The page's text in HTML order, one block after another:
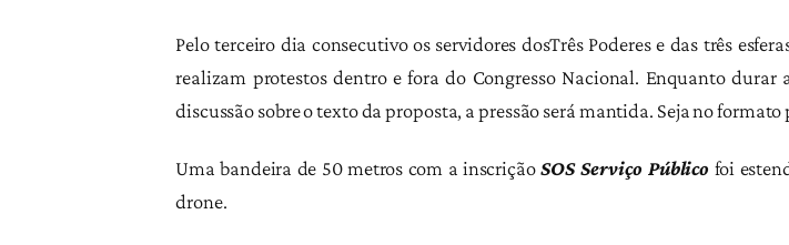
Pelo terceiro dia consecutivo os servidores dosTrês Poderes e das três
realizam protestos dentro e fora do Congresso Nacional. Enquanto durar a
discussão sobre o texto da proposta, a pressão será mantida. Seja no
Uma bandeira de 50 metros com a inscriçãoSOS Serviço Público foi
drone.